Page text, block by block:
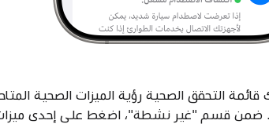
قائمة التحقق الصحية رؤية الميزات الصحية
ضمن قسم "غير نشطة"، اضغط على إحدى ميزات